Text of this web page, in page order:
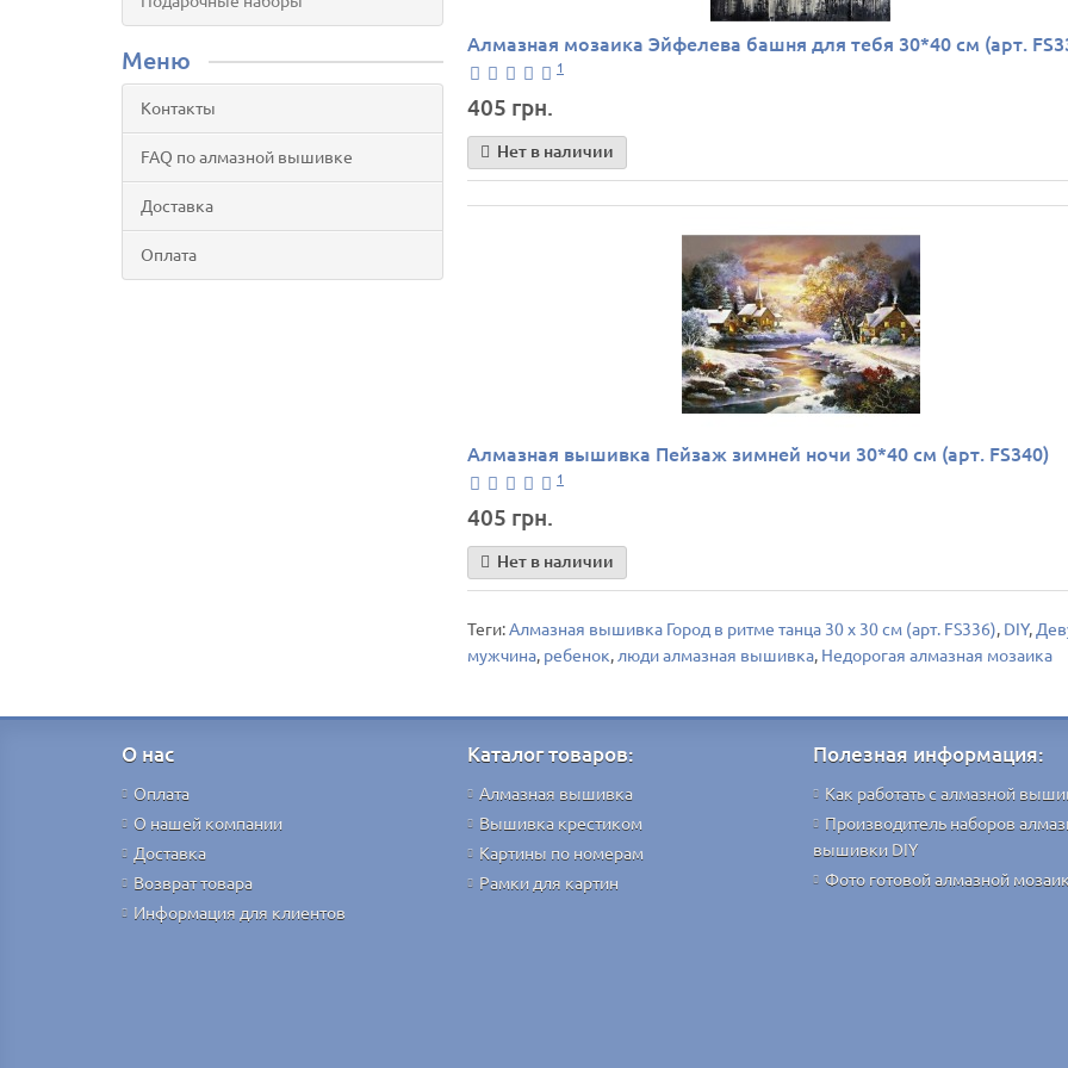
Меню
Контакты
FAQ по алмазной вышивке
Доставка
Оплата
Алмазная мозаика Эйфелева башня для тебя 30*40 см (арт.
1
405 грн.
Нет в наличии
Алмазная вышивка Пейзаж зимней ночи 30*40 см (арт. FS340)
1
405 грн.
Нет в наличии
Теги:Алмазная вышивка Город в ритме танца 30 х 30 см (арт. FS336), DIY,
мужчина, ребенок, люди алмазная вышивка, Недорогая алмазная мозаика
О нас
Оплата
О нашей компании
Доставка
Возврат товара
Информация для клиентов
Каталог товаров:
Алмазная вышивка
Вышивка крестиком
Картины по номерам
Рамки для картин
Полезная информация:
Как работать с алмазной
Производитель наборов
вышивки DIY
Фото готовой алмазной